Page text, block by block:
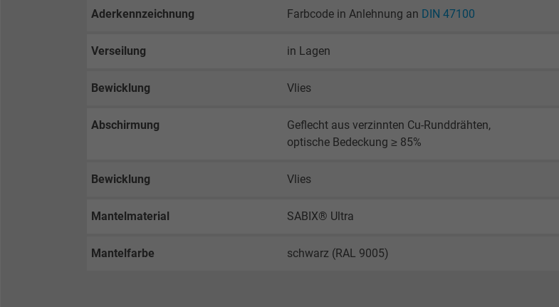
Aderkennzeichnung Farbcode in Anlehnung an DIN 47100
Verseilung in Lagen
Bewicklung Vlies
Abschirmung
Geflecht aus verzinnten Cu-Runddrähten,
optische Bedeckung ≥ 85%
Bewicklung Vlies
Mantelmaterial SABIX® Ultra
Mantelfarbe schwarz (RAL 9005)